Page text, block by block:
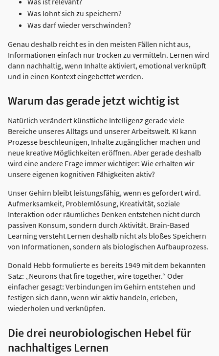
Was lohnt sich zu speichern?
Was darf wieder verschwinden?
Genau deshalb reicht es in den meisten Fällen nicht aus,
Informationen einfach nur trocken zu vermitteln. Lernen wird
dann nachhaltig, wenn Inhalte aktiviert, emotional verknüpft
und in einen Kontext eingebettet werden.
Warum das gerade jetzt wichtig ist
Natürlich verändert künstliche Intelligenz gerade viele
Bereiche unseres Alltags und unserer Arbeitswelt. KI kann
Prozesse beschleunigen, Inhalte zugänglicher machen und
neue kreative Möglichkeiten eröffnen. Aber gerade deshalb
wird eine andere Frage immer wichtiger: Wie erhalten wir
unsere eigenen kognitiven Fähigkeiten aktiv?
Unser Gehirn bleibt leistungsfähig, wenn es gefordert wird.
Aufmerksamkeit, Problemlösung, Kreativität, soziale
Interaktion oder räumliches Denken entstehen nicht durch
passiven Konsum, sondern durch Aktivität. Brain-Based
Learning versteht Lernen deshalb nicht als bloßes Speichern
von Informationen, sondern als biologischen Aufbauprozess.
Donald Hebb formulierte es bereits 1949 mit dem bekannten
Satz: „Neurons that fire together, wire together.“ Oder
einfacher gesagt: Verbindungen im Gehirn entstehen und
festigen sich dann, wenn wir aktiv handeln, erleben,
wiederholen und verknüpfen.
Die drei neurobiologischen Hebel für
nachhaltiges Lernen